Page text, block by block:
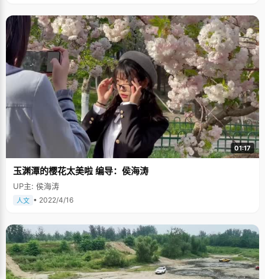
01:17
玉渊潭的樱花太美啦 编导：侯海涛
UP主: 侯海涛
人文 • 2022/4/16